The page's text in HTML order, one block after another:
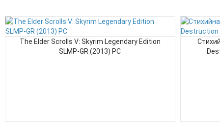
The Elder Scrolls V: Skyrim Legendary Edition
SLMP-GR (2013) PC